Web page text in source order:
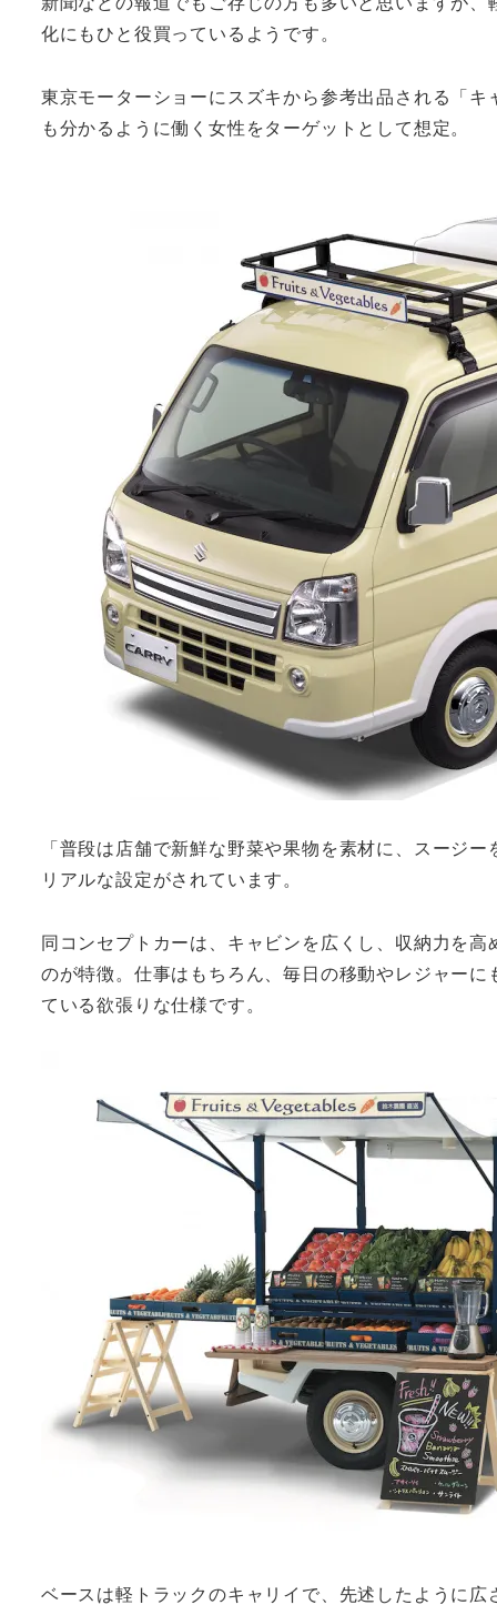
化にもひと役買っているようです。
東京モーターショーにスズキから参考出品される「
も分かるように働く女性をターゲットとして想定。
「普段は店舗で新鮮な野菜や果物を素材に、スージ
リアルな設定がされています。
同コンセプトカーは、キャビンを広くし、収納力を
のが特徴。仕事はもちろん、毎日の移動やレジャー
ている欲張りな仕様です。
ベースは軽トラックのキャリイで、先述したように